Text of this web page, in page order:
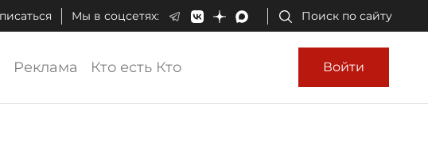
Мы в соцсетях: Поиск по сайту
Реклама Кто есть Кто Войти